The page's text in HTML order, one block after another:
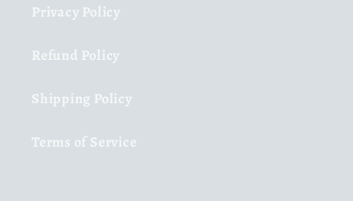
Privacy Policy
Refund Policy
Shipping Policy
Terms of Service